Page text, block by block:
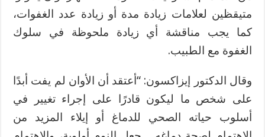
متيقظين لعلامات زيادة مدة أو زيادة عدد الغفوات،
كما يجب مناقشة أي زيادة ملحوظة في سلوك
الغفوة مع الطبيب.
وقال الدكتور إيزاكسون: “أعتقد أن الأوان لم يفت أبدًا
على شخص ما ليكون قادرًا على إجراء تغيير في
أسلوب حياته الصحي للدماغ أو إيلاء المزيد من